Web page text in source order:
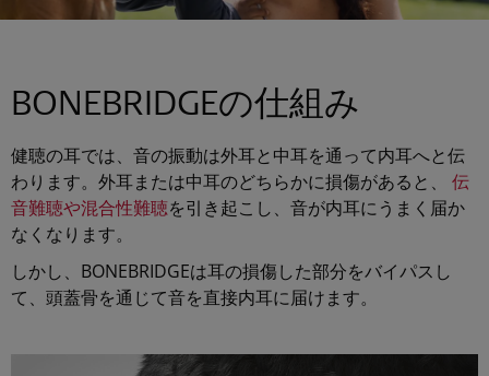
BONEBRIDGEの仕組み
健聴の耳では、音の振動は外耳と中耳を通って内耳へと伝
わります。外耳または中耳のどちらかに損傷があると、 伝
音難聴や混合性難聴を引き起こし、音が内耳にうまく届か
なくなります。
しかし、BONEBRIDGEは耳の損傷した部分をバイパスし
て、頭蓋骨を通じて音を直接内耳に届けます。